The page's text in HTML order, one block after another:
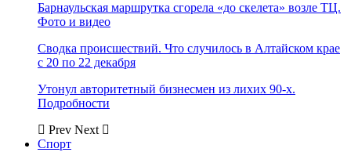
Барнаульская маршрутка сгорела «до скелета» возле ТЦ.
Фото и видео
Сводка происшествий. Что случилось в Алтайском крае
с 20 по 22 декабря
Утонул авторитетный бизнесмен из лихих 90-х.
Подробности
Prev Next
Спорт